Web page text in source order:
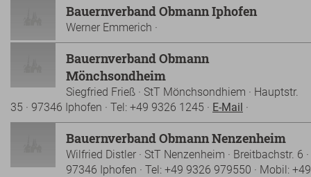
Bauernverband Obmann Iphofen
Werner Emmerich ·
Bauernverband Obmann
Mönchsondheim
Siegfried Frieß · StT Mönchsondhiem · Hauptstr.
35 · 97346 Iphofen · Tel: +49 9326 1245 · E-Mail ·
Bauernverband Obmann Nenzenheim
Wilfried Distler · StT Nenzenheim · Breitbachstr. 6 ·
97346 Iphofen · Tel: +49 9326 979550 · Mobil: +49